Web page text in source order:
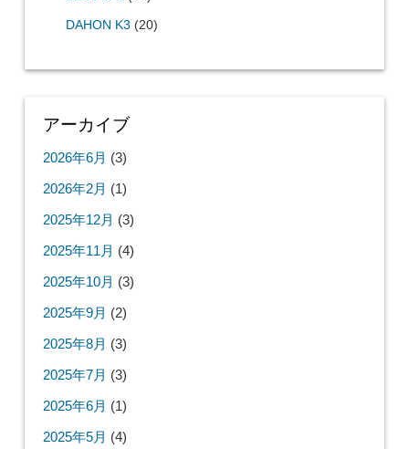
DAHON K3 (20)
アーカイブ
2026年6月 (3)
2026年2月 (1)
2025年12月 (3)
2025年11月 (4)
2025年10月 (3)
2025年9月 (2)
2025年8月 (3)
2025年7月 (3)
2025年6月 (1)
2025年5月 (4)